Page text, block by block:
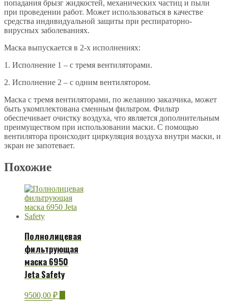
попадания брызг жидкостей, механических частиц и пыли
при проведении работ. Может использоваться в качестве
средства индивидуальной защиты при респираторно-
вирусных заболеваниях.
Маска выпускается в 2-х исполнениях:
1. Исполнение 1 – с тремя вентиляторами.
2. Исполнение 2 – с одним вентилятором.
Маска с тремя вентиляторами, по желанию заказчика, может
быть укомплектована сменным фильтром. Фильтр
обеспечивает очистку воздуха, что является дополнительным
преимуществом при использовании маски. С помощью
вентилятора происходит циркуляция воздуха внутри маски, и
экран не запотевает.
Похожие
Полнолицевая
фильтрующая
маска 6950
Jeta Safety
9500,00 ₽